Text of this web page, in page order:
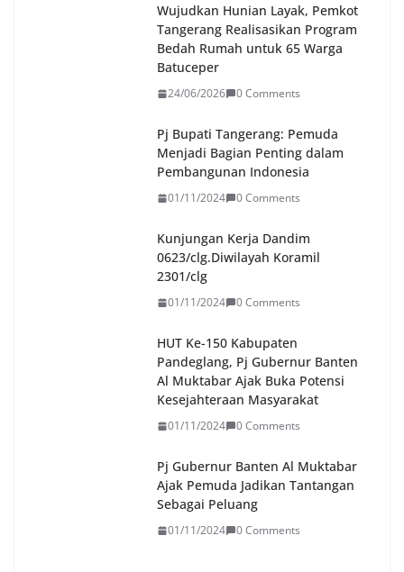
Wujudkan Hunian Layak, Pemkot
Tangerang Realisasikan Program
Bedah Rumah untuk 65 Warga
Batuceper
24/06/2026 0 Comments
Pj Bupati Tangerang: Pemuda
Menjadi Bagian Penting dalam
Pembangunan Indonesia
01/11/2024 0 Comments
Kunjungan Kerja Dandim
0623/clg.Diwilayah Koramil
2301/clg
01/11/2024 0 Comments
HUT Ke-150 Kabupaten
Pandeglang, Pj Gubernur Banten
Al Muktabar Ajak Buka Potensi
Kesejahteraan Masyarakat
01/11/2024 0 Comments
Pj Gubernur Banten Al Muktabar
Ajak Pemuda Jadikan Tantangan
Sebagai Peluang
01/11/2024 0 Comments